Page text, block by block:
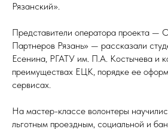
Рязанский».
Представители оператора проекта
Партнеров Рязань» — рассказали
Есенина, РГАТУ им. П.А. Костычева и
преимуществах ЕЦК, порядке ее
сервисах.
На мастер-классе волонтеры
льготным проездным, социальной и